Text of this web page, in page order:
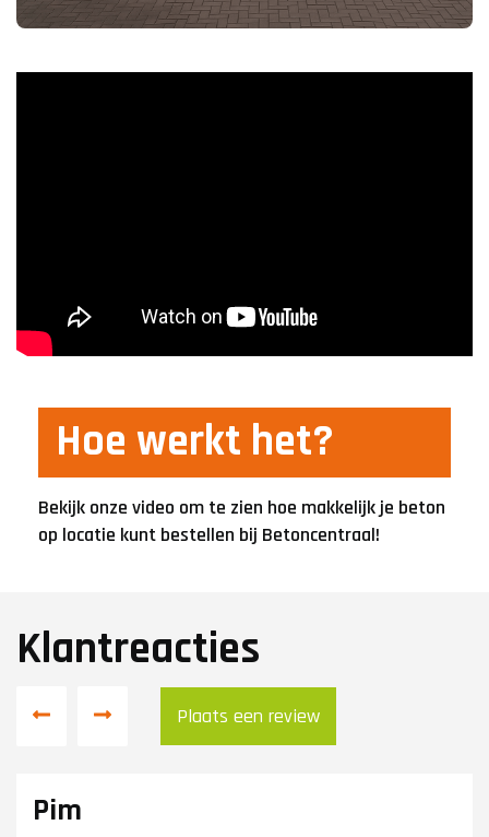
Hoe werkt het?
Bekijk onze video om te zien hoe makkelijk je beton
op locatie kunt bestellen bij Betoncentraal!
Klantreacties
Pim
Plaats een review